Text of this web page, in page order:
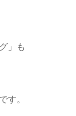
」も
す。